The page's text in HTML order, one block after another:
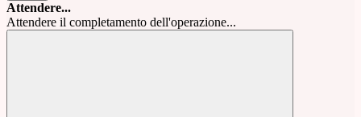
Attendere...
Attendere il completamento dell'operazione...